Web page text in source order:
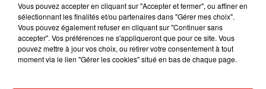
31 juillet 2026
Escapade à Guadalajara
Vous pouvez accepter en cliquant sur "Accepter et fermer", ou affiner en
sélectionnant les finalités et/ou partenaires dans "Gérer mes choix".
Vous pouvez également refuser en cliquant sur "Continuer sans
accepter". Vos préférences ne s'appliqueront que pour ce site. Vous
pouvez mettre à jour vos choix, ou retirer votre consentement à tout
moment via le lien "Gérer les cookies" situé en bas de chaque page.